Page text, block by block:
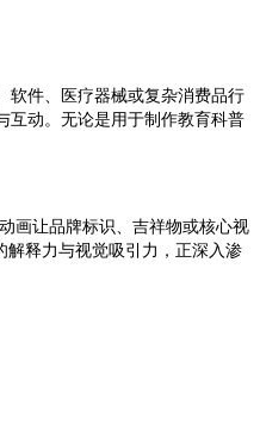
软件、医疗器械或复杂消费品行
互动。无论是用于制作教育科普
动画让品牌标识、吉祥物或核心视
解释力与视觉吸引力，正深入渗